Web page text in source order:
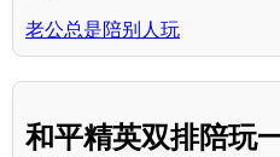
老公总是陪别人玩
和平精英双排陪玩